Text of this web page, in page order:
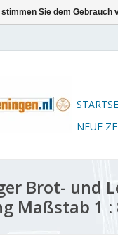
NEUE
Brot- und
Maßstab 1 :
Sie dem